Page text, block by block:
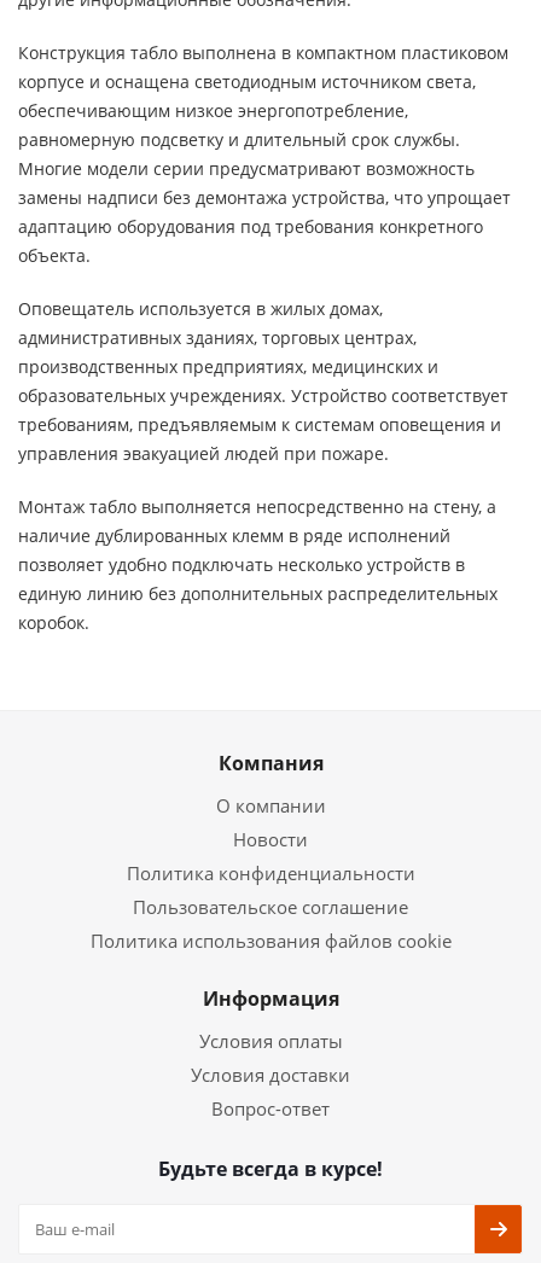
Конструкция табло выполнена в компактном пластиковом
корпусе и оснащена светодиодным источником света,
обеспечивающим низкое энергопотребление,
равномерную подсветку и длительный срок службы.
Многие модели серии предусматривают возможность
замены надписи без демонтажа устройства, что упрощает
адаптацию оборудования под требования конкретного
объекта.
Оповещатель используется в жилых домах,
административных зданиях, торговых центрах,
производственных предприятиях, медицинских и
образовательных учреждениях. Устройство соответствует
требованиям, предъявляемым к системам оповещения и
управления эвакуацией людей при пожаре.
Монтаж табло выполняется непосредственно на стену, а
наличие дублированных клемм в ряде исполнений
позволяет удобно подключать несколько устройств в
единую линию без дополнительных распределительных
коробок.
Компания
О компании
Новости
Политика конфиденциальности
Пользовательское соглашение
Политика использования файлов cookie
Информация
Условия оплаты
Условия доставки
Вопрос-ответ
Будьте всегда в курсе!